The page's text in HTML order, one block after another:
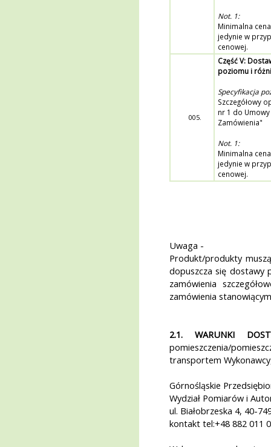
Not. 1:
Minimalna
jedynie w
cenowej.
005.
Część V:
poziomu i
Specyfikacja
Szczegółowy
nr 1 do
Zamówienia"
Not. 1:
Minimalna
jedynie w
cenowej.
Uwaga -
Produkt/produkty
dopuszcza się dostawy
zamówienia
zamówienia
2.1. WARUNKI
pomieszczenia/
transportem
Górnośląskie
Wydział Pomiarów i
ul. Białobrzeska 4, 40-
kontakt tel:+48 882 011